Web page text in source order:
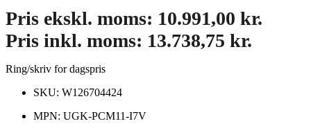
Pris ekskl. moms: 10.991,00 kr.
Pris inkl. moms: 13.738,75 kr.
Ring/skriv for dagspris
SKU: W126704424
MPN: UGK-PCM11-I7V